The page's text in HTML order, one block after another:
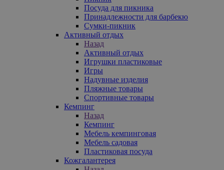
Посуда для пикника
Принадлежности для барбекю
Сумки-пикник
Активный отдых
Назад
Активный отдых
Игрушки пластиковые
Игры
Надувные изделия
Пляжные товары
Спортивные товары
Кемпинг
Назад
Кемпинг
Мебель кемпинговая
Мебель садовая
Пластиковая посуда
Кожгалантерея